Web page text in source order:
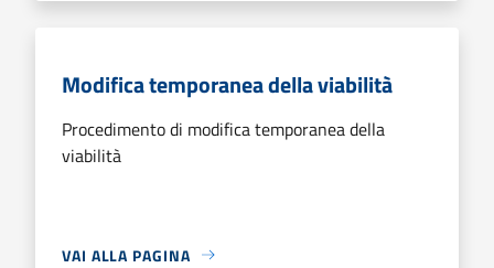
Modifica temporanea della viabilità
Procedimento di modifica temporanea della
viabilità
VAI ALLA PAGINA